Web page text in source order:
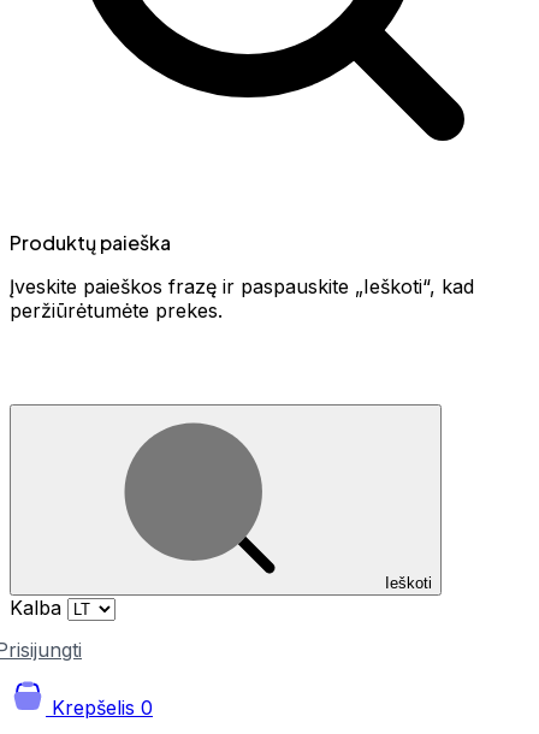
Produktų paieška
Įveskite paieškos frazę ir paspauskite „Ieškoti“, kad
peržiūrėtumėte prekes.
Ieškoti
Kalba
Krepšelis 0